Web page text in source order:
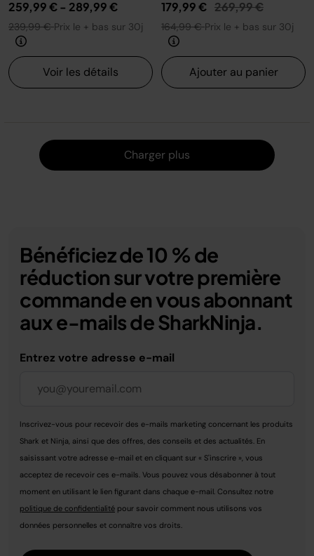
259,99 €- 289,99 €
239,99 €Prix le + bas sur 30j
Voir les détails
179,99 € Prix réduit de
269,99 €au
164,99 €Prix le + bas sur 30j
Ajouter au panier
Charger plus
Bénéficiez de 10 % de
réduction sur votre première
commande en vous abonnant
aux e-mails de SharkNinja.
Entrez votre adresse e-mail
Inscrivez-vous pour recevoir des e-mails marketing concernant les produits
Shark et Ninja, ainsi que des offres, des conseils et des actualités. En
saisissant votre adresse e-mail et en cliquant sur « S'inscrire », vous
acceptez de recevoir ces e-mails. Vous pouvez vous désabonner à tout
moment en utilisant le lien figurant dans chaque e-mail. Consultez notre
politique de confidentialité pour savoir comment nous utilisons vos
données personnelles et connaître vos droits.